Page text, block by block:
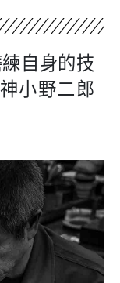
自身的技
小野二郎